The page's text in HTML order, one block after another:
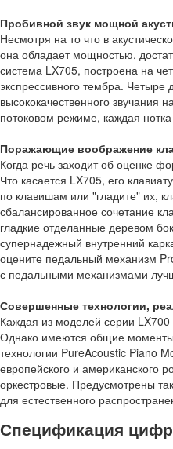
Пробивной звук мощной
Несмотря на то что в
она обладает мощностью,
система LX705, построена на
экспрессивного тембра.
высококачественного
потоковом режиме, каждая нотка
Поражающие воображение
Когда речь заходит об оценке
Что касается LX705, его
по клавишам или "гладите" их,
сбалансированное сочетание
гладкие отделанные деревом
супернадежный внутренний
оцените педальный механизм
с педальными механизмами
Совершенные технологии,
Каждая из моделей серии LX700
Однако имеются общие
технологии PureAcoustic Piano
европейского и американского
оркестровые. Предусмотрены
для естественного
Спецификация